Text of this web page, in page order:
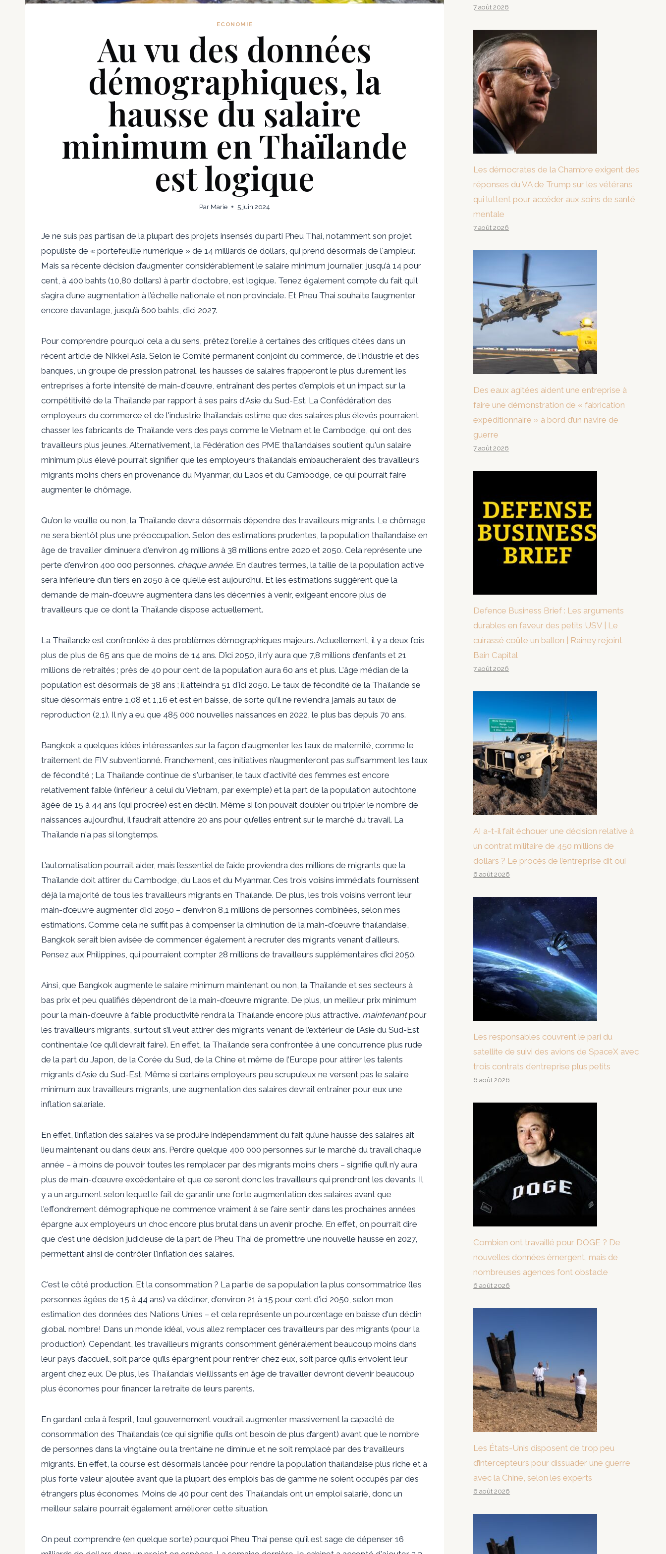
ECONOMIE
Au vu des données
démographiques, la
hausse du salaire
minimum en Thaïlande
est logique
Par Marie 5 juin 2024
Je ne suis pas partisan de la plupart des projets insensés du parti Pheu Thai, notamment son projet
populiste de « portefeuille numérique » de 14 milliards de dollars, qui prend désormais de l'ampleur.
Mais sa récente décision d’augmenter considérablement le salaire minimum journalier, jusqu’à 14 pour
cent, à 400 bahts (10,80 dollars) à partir d’octobre, est logique. Tenez également compte du fait qu’il
s’agira d’une augmentation à l’échelle nationale et non provinciale. Et Pheu Thai souhaite l’augmenter
encore davantage, jusqu’à 600 bahts, d’ici 2027.
Pour comprendre pourquoi cela a du sens, prêtez l’oreille à certaines des critiques citées dans un
récent article de Nikkei Asia. Selon le Comité permanent conjoint du commerce, de l'industrie et des
banques, un groupe de pression patronal, les hausses de salaires frapperont le plus durement les
entreprises à forte intensité de main-d'œuvre, entraînant des pertes d'emplois et un impact sur la
compétitivité de la Thaïlande par rapport à ses pairs d'Asie du Sud-Est. La Confédération des
employeurs du commerce et de l'industrie thaïlandais estime que des salaires plus élevés pourraient
chasser les fabricants de Thaïlande vers des pays comme le Vietnam et le Cambodge, qui ont des
travailleurs plus jeunes. Alternativement, la Fédération des PME thaïlandaises soutient qu'un salaire
minimum plus élevé pourrait signifier que les employeurs thaïlandais embaucheraient des travailleurs
migrants moins chers en provenance du Myanmar, du Laos et du Cambodge, ce qui pourrait faire
augmenter le chômage.
Qu’on le veuille ou non, la Thaïlande devra désormais dépendre des travailleurs migrants. Le chômage
ne sera bientôt plus une préoccupation. Selon des estimations prudentes, la population thaïlandaise en
âge de travailler diminuera d'environ 49 millions à 38 millions entre 2020 et 2050. Cela représente une
perte d'environ 400 000 personnes. chaque année. En d’autres termes, la taille de la population active
sera inférieure d’un tiers en 2050 à ce qu’elle est aujourd’hui. Et les estimations suggèrent que la
demande de main-d’œuvre augmentera dans les décennies à venir, exigeant encore plus de
travailleurs que ce dont la Thaïlande dispose actuellement.
La Thaïlande est confrontée à des problèmes démographiques majeurs. Actuellement, il y a deux fois
plus de plus de 65 ans que de moins de 14 ans. D’ici 2050, il n’y aura que 7,8 millions d’enfants et 21
millions de retraités ; près de 40 pour cent de la population aura 60 ans et plus. L'âge médian de la
population est désormais de 38 ans ; il atteindra 51 d'ici 2050. Le taux de fécondité de la Thaïlande se
situe désormais entre 1,08 et 1,16 et est en baisse, de sorte qu'il ne reviendra jamais au taux de
reproduction (2,1). Il n’y a eu que 485 000 nouvelles naissances en 2022, le plus bas depuis 70 ans.
Bangkok a quelques idées intéressantes sur la façon d'augmenter les taux de maternité, comme le
traitement de FIV subventionné. Franchement, ces initiatives n’augmenteront pas suffisamment les taux
de fécondité ; La Thaïlande continue de s'urbaniser, le taux d'activité des femmes est encore
relativement faible (inférieur à celui du Vietnam, par exemple) et la part de la population autochtone
âgée de 15 à 44 ans (qui procrée) est en déclin. Même si l’on pouvait doubler ou tripler le nombre de
naissances aujourd’hui, il faudrait attendre 20 ans pour qu’elles entrent sur le marché du travail. La
Thaïlande n'a pas si longtemps.
L’automatisation pourrait aider, mais l’essentiel de l’aide proviendra des millions de migrants que la
Thaïlande doit attirer du Cambodge, du Laos et du Myanmar. Ces trois voisins immédiats fournissent
déjà la majorité de tous les travailleurs migrants en Thaïlande. De plus, les trois voisins verront leur
main-d’œuvre augmenter d’ici 2050 – d’environ 8,1 millions de personnes combinées, selon mes
estimations. Comme cela ne suffit pas à compenser la diminution de la main-d'œuvre thaïlandaise,
Bangkok serait bien avisée de commencer également à recruter des migrants venant d'ailleurs.
Pensez aux Philippines, qui pourraient compter 28 millions de travailleurs supplémentaires d’ici 2050.
Ainsi, que Bangkok augmente le salaire minimum maintenant ou non, la Thaïlande et ses secteurs à
bas prix et peu qualifiés dépendront de la main-d’œuvre migrante. De plus, un meilleur prix minimum
pour la main-d’œuvre à faible productivité rendra la Thaïlande encore plus attractive. maintenantpour
les travailleurs migrants, surtout s’il veut attirer des migrants venant de l’extérieur de l’Asie du Sud-Est
continentale (ce qu’il devrait faire). En effet, la Thaïlande sera confrontée à une concurrence plus rude
de la part du Japon, de la Corée du Sud, de la Chine et même de l’Europe pour attirer les talents
migrants d’Asie du Sud-Est. Même si certains employeurs peu scrupuleux ne versent pas le salaire
minimum aux travailleurs migrants, une augmentation des salaires devrait entraîner pour eux une
inflation salariale.
En effet, l’inflation des salaires va se produire indépendamment du fait qu’une hausse des salaires ait
lieu maintenant ou dans deux ans. Perdre quelque 400 000 personnes sur le marché du travail chaque
année – à moins de pouvoir toutes les remplacer par des migrants moins chers – signifie qu’il n’y aura
plus de main-d’œuvre excédentaire et que ce seront donc les travailleurs qui prendront les devants. Il
y a un argument selon lequel le fait de garantir une forte augmentation des salaires avant que
l'effondrement démographique ne commence vraiment à se faire sentir dans les prochaines années
épargne aux employeurs un choc encore plus brutal dans un avenir proche. En effet, on pourrait dire
que c'est une décision judicieuse de la part de Pheu Thai de promettre une nouvelle hausse en 2027,
permettant ainsi de contrôler l'inflation des salaires.
C'est le côté production. Et la consommation ? La partie de sa population la plus consommatrice (les
personnes âgées de 15 à 44 ans) va décliner, d'environ 21 à 15 pour cent d'ici 2050, selon mon
estimation des données des Nations Unies – et cela représente un pourcentage en baisse d'un déclin
global. nombre! Dans un monde idéal, vous allez remplacer ces travailleurs par des migrants (pour la
production). Cependant, les travailleurs migrants consomment généralement beaucoup moins dans
leur pays d’accueil, soit parce qu’ils épargnent pour rentrer chez eux, soit parce qu’ils envoient leur
argent chez eux. De plus, les Thaïlandais vieillissants en âge de travailler devront devenir beaucoup
plus économes pour financer la retraite de leurs parents.
En gardant cela à l’esprit, tout gouvernement voudrait augmenter massivement la capacité de
consommation des Thaïlandais (ce qui signifie qu’ils ont besoin de plus d’argent) avant que le nombre
de personnes dans la vingtaine ou la trentaine ne diminue et ne soit remplacé par des travailleurs
migrants. En effet, la course est désormais lancée pour rendre la population thaïlandaise plus riche et à
plus forte valeur ajoutée avant que la plupart des emplois bas de gamme ne soient occupés par des
étrangers plus économes. Moins de 40 pour cent des Thaïlandais ont un emploi salarié, donc un
meilleur salaire pourrait également améliorer cette situation.
On peut comprendre (en quelque sorte) pourquoi Pheu Thai pense qu'il est sage de dépenser 16
7 août 2026
Les démocrates de la Chambre exigent des
réponses du VA de Trump sur les vétérans
qui luttent pour accéder aux soins de santé
mentale
7 août 2026
Des eaux agitées aident une entreprise à
faire une démonstration de « fabrication
expéditionnaire » à bord d’un navire de
guerre
7 août 2026
Defence Business Brief : Les arguments
durables en faveur des petits USV | Le
cuirassé coûte un ballon | Rainey rejoint
Bain Capital
7 août 2026
AI a-t-il fait échouer une décision relative à
un contrat militaire de 450 millions de
dollars ? Le procès de l’entreprise dit oui
6 août 2026
Les responsables couvrent le pari du
satellite de suivi des avions de SpaceX avec
trois contrats d’entreprise plus petits
6 août 2026
Combien ont travaillé pour DOGE ? De
nouvelles données émergent, mais de
nombreuses agences font obstacle
6 août 2026
Les États-Unis disposent de trop peu
d’intercepteurs pour dissuader une guerre
avec la Chine, selon les experts
6 août 2026